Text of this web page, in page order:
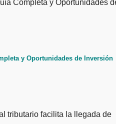
y Oportunidades de Inversión